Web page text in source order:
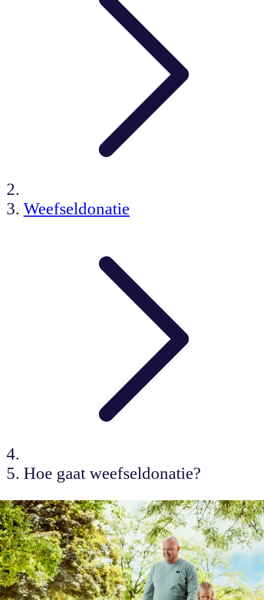
Weefseldonatie
Hoe gaat weefseldonatie?